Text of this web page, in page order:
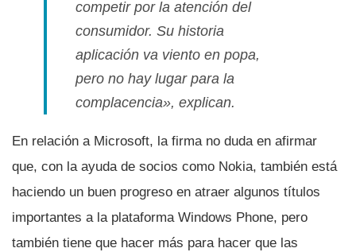
competir por la atención del
consumidor. Su historia
aplicación va viento en popa,
pero no hay lugar para la
complacencia», explican.
En relación a Microsoft, la firma no duda en afirmar
que, con la ayuda de socios como Nokia, también está
haciendo un buen progreso en atraer algunos tí­tulos
importantes a la plataforma Windows Phone, pero
también tiene que hacer más para hacer que las